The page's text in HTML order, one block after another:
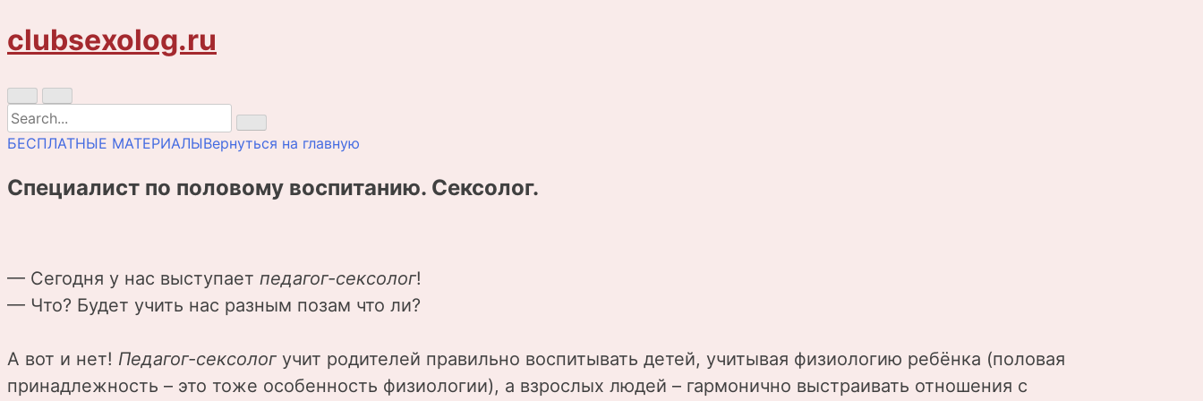
Skip
to
clubsexolog.ru
Search
for:
БЕСПЛАТНЫЕ МАТЕРИАЛЫВернуться на главную
Специалист по половому воспитанию. Сексолог.
— Сегодня у нас выступает педагог-сексолог!
— Что? Будет учить нас разным позам что ли?
А вот и нет! Педагог-сексолог учит родителей правильно воспитывать детей, учитывая физиологию ребёнка (половая
принадлежность – это тоже особенность физиологии), а взрослых людей – гармонично выстраивать отношения с